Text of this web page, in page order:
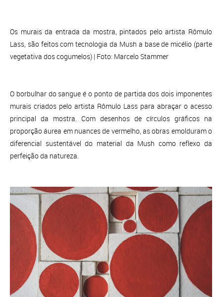
Os murais da entrada da mostra, pintados pelo artista Rômulo
Lass, são feitos com tecnologia da Mush a base de micélio (parte
vegetativa dos cogumelos) | Foto: Marcelo Stammer
O borbulhar do sangue é o ponto de partida dos dois imponentes
murais criados pelo artista Rômulo Lass para abraçar o acesso
principal da mostra. Com desenhos de círculos gráficos na
proporção áurea em nuances de vermelho, as obras emolduram o
diferencial sustentável do material da Mush como reflexo da
perfeição da natureza.